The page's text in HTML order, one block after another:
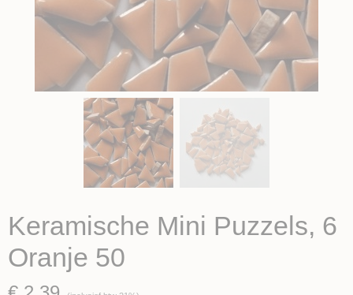
Keramische Mini Puzzels, 6
Oranje 50